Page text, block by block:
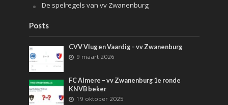
De spelregels van vv Zwanenburg
Posts
CVV Vlug en Vaardig – vv Zwanenburg
9 maart 2026
FC Almere – vv Zwanenburg 1e ronde
KNVB beker
19 oktober 2025